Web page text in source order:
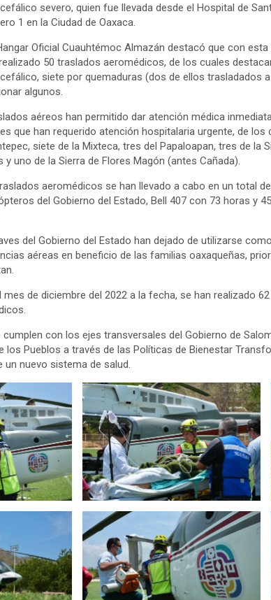
severo, quien fue llevada desde el Hospital de
1 en la Ciudad de Oaxaca.
Oficial Cuauhtémoc Almazán destacó que con
50 traslados aeromédicos, de los cuales
siete por quemaduras (dos de ellos trasladados
algunos.
aéreos han permitido dar atención médica
que han requerido atención hospitalaria urgente, de los
siete de la Mixteca, tres del Papaloapan, tres de la
y uno de la Sierra de Flores Magón (antes Cañada).
aeromédicos se han llevado a cabo en un total
del Gobierno del Estado, Bell 407 con 73 horas y
del Gobierno del Estado han dejado de utilizarse
aéreas en beneficio de las familias oaxaqueñas,
mes de diciembre del 2022 a la fecha, se han realizado
con los ejes transversales del Gobierno de
los Pueblos a través de las Políticas de Bienestar
nuevo sistema de salud.